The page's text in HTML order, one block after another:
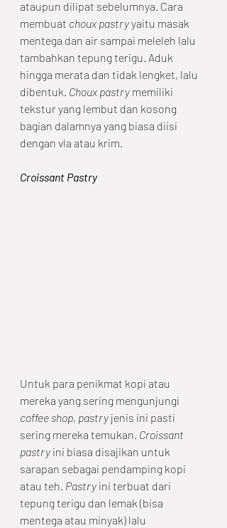
ataupun dilipat sebelumnya. Cara
membuat choux pastry yaitu masak
mentega dan air sampai meleleh lalu
tambahkan tepung terigu. Aduk
hingga merata dan tidak lengket, lalu
dibentuk. Choux pastry memiliki
tekstur yang lembut dan kosong
bagian dalamnya yang biasa diisi
dengan vla atau krim.
Croissant Pastry
Untuk para penikmat kopi atau
mereka yang sering mengunjungi
coffee shop, pastry jenis ini pasti
sering mereka temukan. Croissant
pastry ini biasa disajikan untuk
sarapan sebagai pendamping kopi
atau teh. Pastry ini terbuat dari
tepung terigu dan lemak (bisa
mentega atau minyak) lalu